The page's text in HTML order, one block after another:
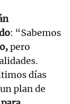
: “Sabemos
pero
días
plan de